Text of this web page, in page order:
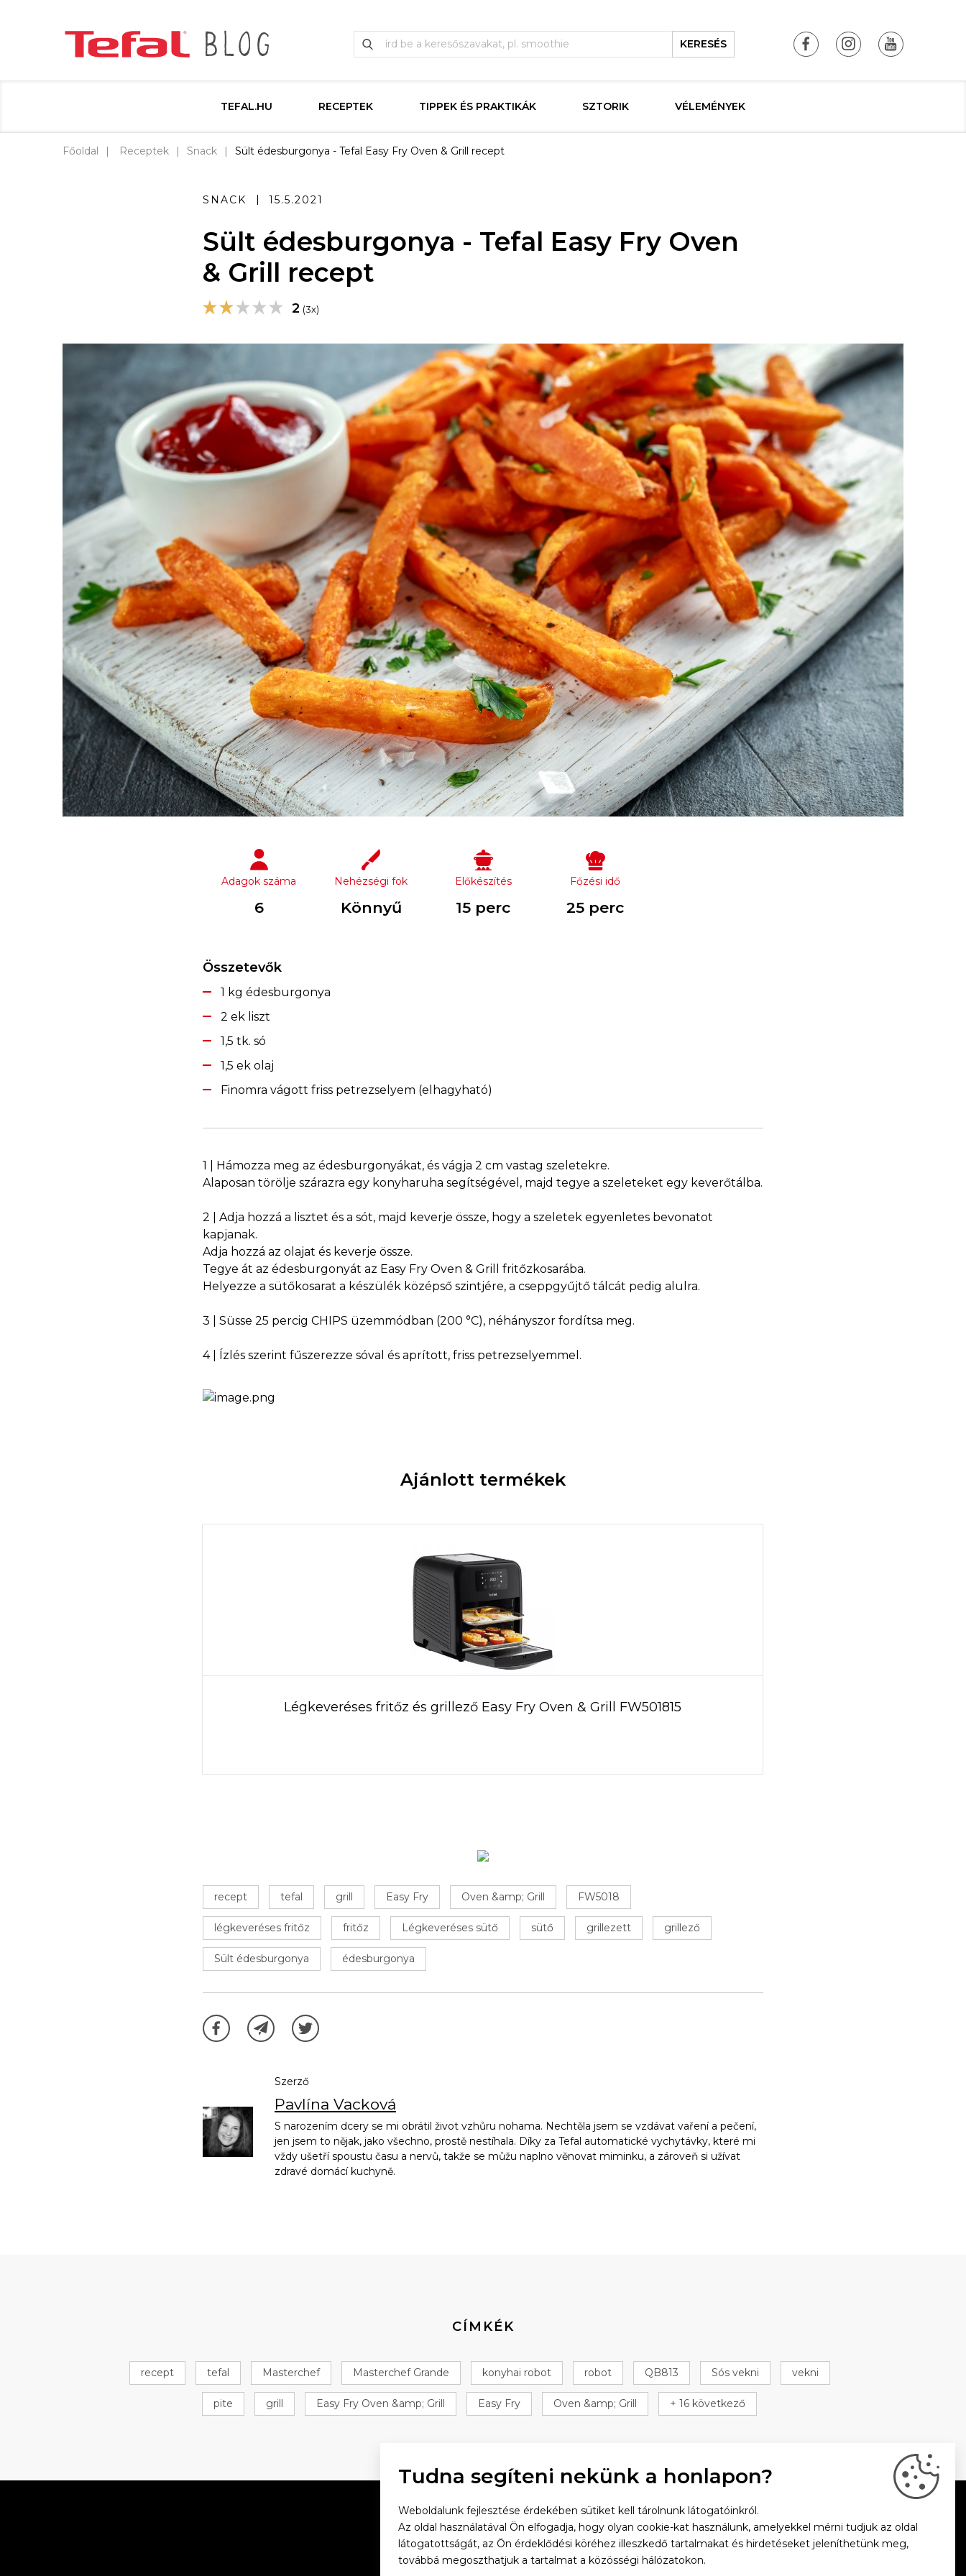
KERESÉS
TEFAL.HU RECEPTEK TIPPEK ÉS PRAKTIKÁK SZTORIK VÉLEMÉNYEK
Főoldal Receptek Snack Sült édesburgonya - Tefal Easy Fry Oven & Grill recept
SNACK 15.5.2021
Sült édesburgonya - Tefal Easy Fry Oven
& Grill recept
2 (3x)
Adagok száma
6
Nehézségi fok
Könnyű
Előkészítés
15 perc
Főzési idő
25 perc
Összetevők
1 kg édesburgonya
2 ek liszt
1,5 tk. só
1,5 ek olaj
Finomra vágott friss petrezselyem (elhagyható)
1 | Hámozza meg az édesburgonyákat, és vágja 2 cm vastag szeletekre.
Alaposan törölje szárazra egy konyharuha segítségével, majd tegye a szeleteket egy keverőtálba.
2 | Adja hozzá a lisztet és a sót, majd keverje össze, hogy a szeletek egyenletes bevonatot
kapjanak.
Adja hozzá az olajat és keverje össze.
Tegye át az édesburgonyát az Easy Fry Oven & Grill fritőzkosarába.
Helyezze a sütőkosarat a készülék középső szintjére, a cseppgyűjtő tálcát pedig alulra.
3 | Süsse 25 percig CHIPS üzemmódban (200 °C), néhányszor fordítsa meg.
4 | Ízlés szerint fűszerezze sóval és aprított, friss petrezselyemmel.
Ajánlott termékek
Légkeveréses fritőz és grillező Easy Fry Oven & Grill FW501815
recept tefal grill Easy Fry Oven &amp; Grill FW5018
légkeveréses fritőz fritőz Légkeveréses sütő sütő grillezett grillező
Sült édesburgonya édesburgonya
Szerző
Pavlína Vacková
S narozením dcery se mi obrátil život vzhůru nohama. Nechtěla jsem se vzdávat vaření a pečení,
jen jsem to nějak, jako všechno, prostě nestíhala. Díky za Tefal automatické vychytávky, které mi
vždy ušetří spoustu času a nervů, takže se můžu naplno věnovat miminku, a zároveň si užívat
zdravé domácí kuchyně.
CÍMKÉK
recept tefal Masterchef Masterchef Grande konyhai robot robot QB813 Sós vekni vekni
pite grill Easy Fry Oven &amp; Grill Easy Fry Oven &amp; Grill + 16 következő
Vacsorázzunk együtt
Tudna segíteni nekünk a honlapon?
Weboldalunk fejlesztése érdekében sütiket kell tárolnunk látogatóinkról.
Az oldal használatával Ön elfogadja, hogy olyan cookie-kat használunk, amelyekkel mérni tudjuk az oldal
látogatottságát, az Ön érdeklődési köréhez illeszkedő tartalmakat és hirdetéseket jeleníthetünk meg,
továbbá megoszthatjuk a tartalmat a közösségi hálózatokon.